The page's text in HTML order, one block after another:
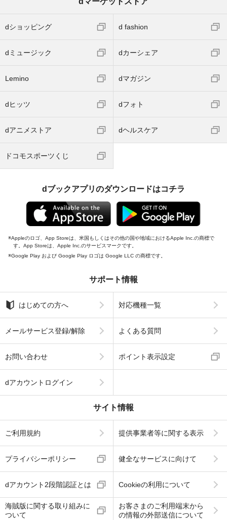
dショッピング d fashion
dミュージック dカーシェア
Lemino dマガジン
dヒッツ dフォト
dアニメストア dヘルスケア
ドコモスポーツくじ
dブックアプリのダウンロードはコチラ
Appleのロゴ、App Storeは、米国もしくはその他の国や地域におけるApple Inc.の商標で
す。App Storeは、Apple Inc.のサービスマークです。
Google Play および Google Play ロゴは Google LLC の商標です。
サポート情報
はじめての方へ 対応機種一覧
メールサービス登録/解除 よくある質問
お問い合わせ ポイント表示設定
dアカウントログイン
サイト情報
ご利用規約 提供事業者等に関する表示
プライバシーポリシー 健全なサービスに向けて
dアカウント2段階認証とは Cookieの利用について
海賊版に関する取り組みに
ついて
お客さまのご利用端末から
の情報の外部送信について